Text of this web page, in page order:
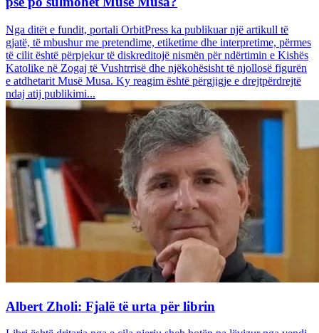
Nga ditët e fundit, portali OrbitPress ka publikuar një artikull të
gjatë, të mbushur me pretendime, etiketime dhe interpretime, përmes
të cilit është përpjekur të diskreditojë nismën për ndërtimin e Kishës
Katolike në Zogaj të Vushtrrisë dhe njëkohësisht të njollosë figurën
e atdhetarit Musë Musa. Ky reagim është përgjigje e drejtpërdrejtë
ndaj atij publikimi...
Albert Zholi: Fjalë të urta për librin